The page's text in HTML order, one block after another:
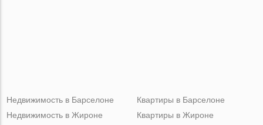
Недвижимость в Барселоне
Недвижимость в Жироне
Квартиры в Барселоне
Квартиры в Жироне